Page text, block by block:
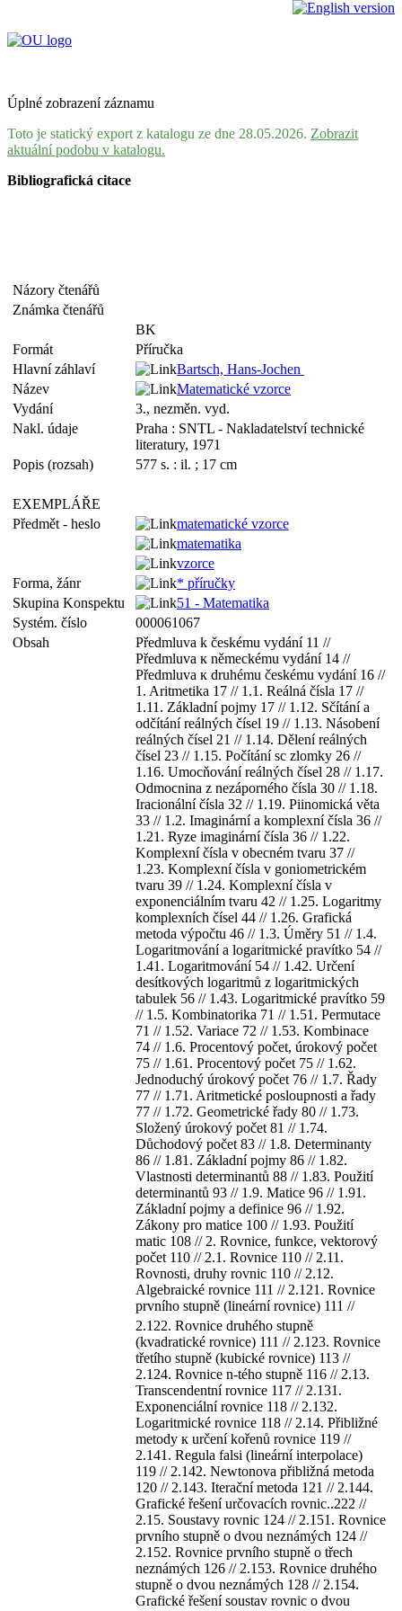
Úplné zobrazení záznamu
Toto je statický export z katalogu ze dne 28.05.2026. Zobrazit
aktuální podobu v katalogu.
Bibliografická citace
Názory čtenářů
Známka čtenářů
BK
Formát
Příručka
Hlavní záhlaví
Bartsch, Hans-Jochen
Název
Matematické vzorce
Vydání
3., nezměn. vyd.
Nakl. údaje
Praha : SNTL - Nakladatelství technické
literatury, 1971
Popis (rozsah)
577 s. : il. ; 17 cm
EXEMPLÁŘE
Předmět - heslo
matematické vzorce
matematika
vzorce
Forma, žánr
* příručky
Skupina Konspektu
51 - Matematika
Systém. číslo
000061067
Obsah
Předmluva k českému vydání 11 //
Předmluva к německému vydání 14 //
Předmluva к druhému českému vydání 16 //
1. Aritmetika 17 // 1.1. Reálná čísla 17 //
1.11. Základní pojmy 17 // 1.12. Sčítání a
odčítání reálných čísel 19 // 1.13. Násobení
reálných čísel 21 // 1.14. Dělení reálných
čísel 23 // 1.15. Počítání sc zlomky 26 //
1.16. Umocňování reálných čísel 28 // 1.17.
Odmocnina z nezáporného čísla 30 // 1.18.
Iracionální čísla 32 // 1.19. Piinomická věta
33 // 1.2. Imaginární a komplexní čísla 36 //
1.21. Ryze imaginární čísla 36 // 1.22.
Komplexní čísla v obecném tvaru 37 //
1.23. Komplexní čísla v goniometrickém
tvaru 39 // 1.24. Komplexní čísla v
exponenciálním tvaru 42 // 1.25. Logaritmy
komplexních čísel 44 // 1.26. Grafická
metoda výpočtu 46 // 1.3. Úměry 51 // 1.4.
Logaritmování a logaritmické pravítko 54 //
1.41. Logaritmování 54 // 1.42. Určení
desítkových logaritmů z logaritmických
tabulek 56 // 1.43. Logaritmické pravítko 59
// 1.5. Kombinatorika 71 // 1.51. Permutace
71 // 1.52. Variace 72 // 1.53. Kombinace
74 // 1.6. Procentový počet, úrokový počet
75 // 1.61. Procentový počet 75 // 1.62.
Jednoduchý úrokový počet 76 // 1.7. Řady
77 // 1.71. Aritmetické posloupnosti a řady
77 // 1.72. Geometrické řady 80 // 1.73.
Složený úrokový počet 81 // 1.74.
Důchodový počet 83 // 1.8. Determinanty
86 // 1.81. Základní pojmy 86 // 1.82.
Vlastnosti determinantů 88 // 1.83. Použití
determinantů 93 // 1.9. Matice 96 // 1.91.
Základní pojmy a definice 96 // 1.92.
Zákony pro matice 100 // 1.93. Použití
matic 108 // 2. Rovnice, funkce, vektorový
počet 110 // 2.1. Rovnice 110 // 2.11.
Rovnosti, druhy rovnic 110 // 2.12.
Algebraické rovnice 111 // 2.121. Rovnice
prvního stupně (lineární rovnice) 111 //
2.122. Rovnice druhého stupně
(kvadratické rovnice) 111 // 2.123. Rovnice
třetího stupně (kubické rovnice) 113 //
2.124. Rovnice n-tého stupně 116 // 2.13.
Transcendentní rovnice 117 // 2.131.
Exponenciální rovnice 118 // 2.132.
Logaritmické rovnice 118 // 2.14. Přibližné
metody к určení kořenů rovnice 119 //
2.141. Regula falsi (lineární interpolace)
119 // 2.142. Newtonova přibližná metoda
120 // 2.143. Iterační metoda 121 // 2.144.
Grafické řešení určovacích rovnic..222 //
2.15. Soustavy rovnic 124 // 2.151. Rovnice
prvního stupně o dvou neznámých 124 //
2.152. Rovnice prvního stupně o třech
neznámých 126 // 2.153. Rovnice druhého
stupně o dvou neznámých 128 // 2.154.
Grafické řešení soustav rovnic o dvou